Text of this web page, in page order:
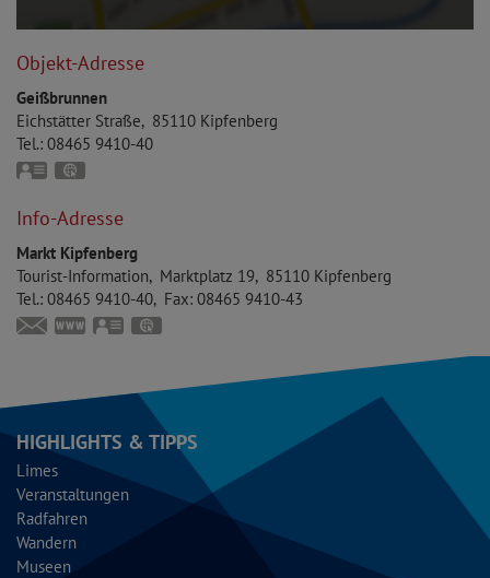
Objekt-Adresse
Geißbrunnen
Eichstätter Straße
85110 Kipfenberg
Tel.: 08465 9410-40
vCard
Info-Adresse
Markt Kipfenberg
Tourist-Information
Marktplatz 19 85110 Kipfenberg
Tel.: 08465 9410-40 Fax: 08465 9410-43
touristinfo@markt-kipfenberg.de
www.kipfenberg.de
vCard
HIGHLIGHTS & TIPPS
Limes
Veranstaltungen
Radfahren
Wandern
Museen